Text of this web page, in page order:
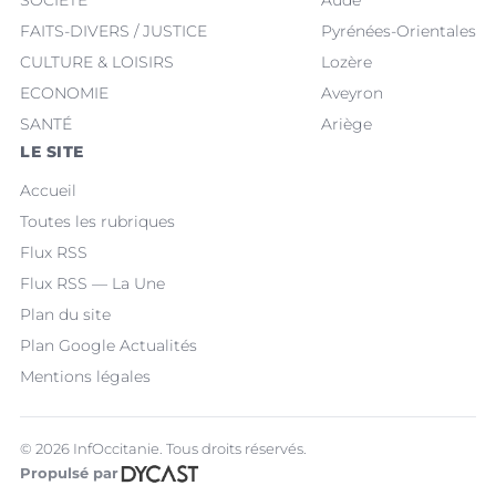
FAITS-DIVERS / JUSTICE
CULTURE & LOISIRS
ECONOMIE
SANTÉ
Pyrénées-Orientales
Lozère
Aveyron
Ariège
LE SITE
Accueil
Toutes les rubriques
Flux RSS
Flux RSS — La Une
Plan du site
Plan Google Actualités
Mentions légales
© 2026 InfOccitanie. Tous droits réservés.
Propulsé par